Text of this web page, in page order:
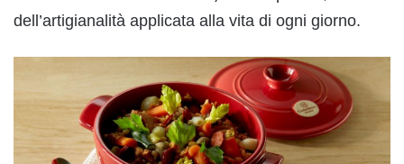
dell’artigianalità applicata alla vita di ogni giorno.